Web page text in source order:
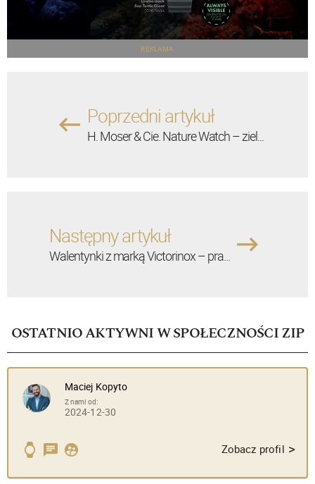
REKLAMA
Poprzedni artykuł
H. Moser & Cie. Nature Watch – ziel...
Następny artykuł
Walentynki z marką Victorinox – pra...
OSTATNIO AKTYWNI W SPOŁECZNOŚCI ZIP
Maciej Kopyto
Z nami od:
2024-12-30
Zobacz profil >